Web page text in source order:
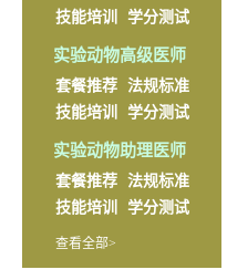
技能培训
学分测试
实验动物高级医师
套餐推荐 法规标准
技能培训
学分测试
实验动物助理医师
套餐推荐 法规标准
技能培训
学分测试
查看全部>